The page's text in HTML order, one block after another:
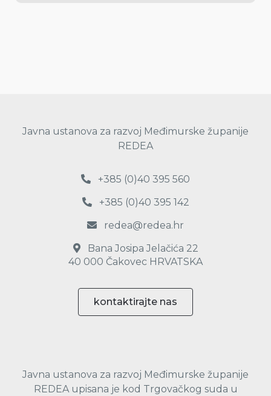
Javna ustanova za razvoj Međimurske županije
REDEA
+385 (0)40 395 560
+385 (0)40 395 142
redea@redea.hr
Bana Josipa Jelačića 22
40 000 Čakovec HRVATSKA
kontaktirajte nas
Javna ustanova za razvoj Međimurske županije
REDEA upisana je kod Trgovačkog suda u